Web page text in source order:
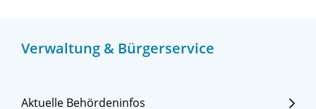
Verwaltung & Bürgerservice
Aktuelle Behördeninfos